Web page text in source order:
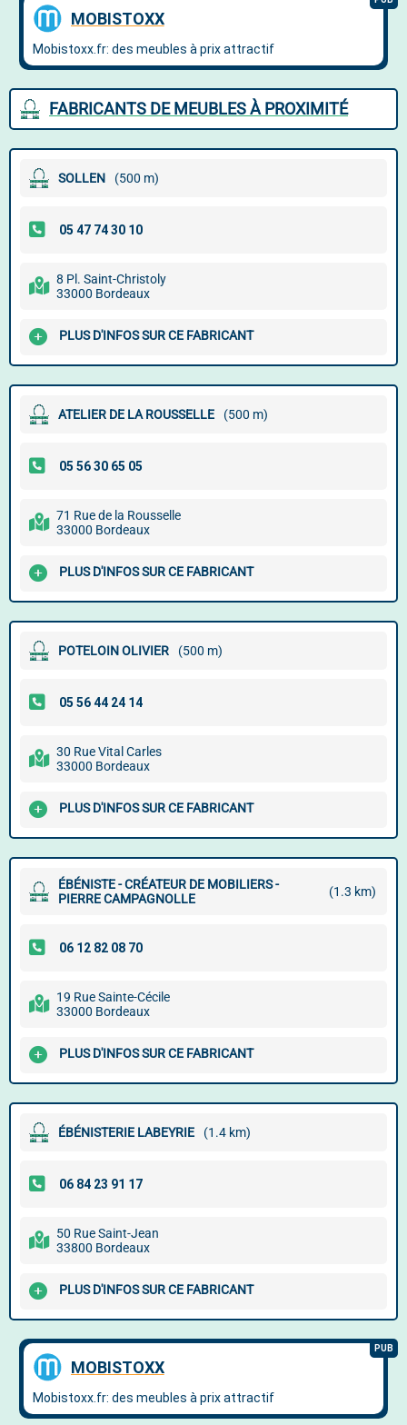
FABRICANTS DE MEUBLES À PROXIMITÉ
SOLLEN (500 m)
8 Pl. Saint-Christoly
33000 Bordeaux
PLUS D'INFOS SUR CE FABRICANT
ATELIER DE LA ROUSSELLE (500 m)
71 Rue de la Rousselle
33000 Bordeaux
PLUS D'INFOS SUR CE FABRICANT
POTELOIN OLIVIER (500 m)
30 Rue Vital Carles
33000 Bordeaux
PLUS D'INFOS SUR CE FABRICANT
ÉBÉNISTE - CRÉATEUR DE MOBILIERS -
PIERRE CAMPAGNOLLE
(1.3 km)
19 Rue Sainte-Cécile
33000 Bordeaux
PLUS D'INFOS SUR CE FABRICANT
ÉBÉNISTERIE LABEYRIE (1.4 km)
50 Rue Saint-Jean
33800 Bordeaux
PLUS D'INFOS SUR CE FABRICANT